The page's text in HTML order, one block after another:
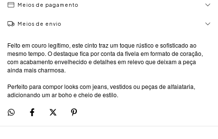
Meios de pagamento
Meios de envio
Feito em couro legítimo, este cinto traz um toque rústico e sofisticado ao
mesmo tempo. O destaque fica por conta da fivela em formato de coração,
com acabamento envelhecido e detalhes em relevo que deixam a peça
ainda mais charmosa.
Perfeito para compor looks com jeans, vestidos ou peças de alfaiataria,
adicionando um ar boho e cheio de estilo.